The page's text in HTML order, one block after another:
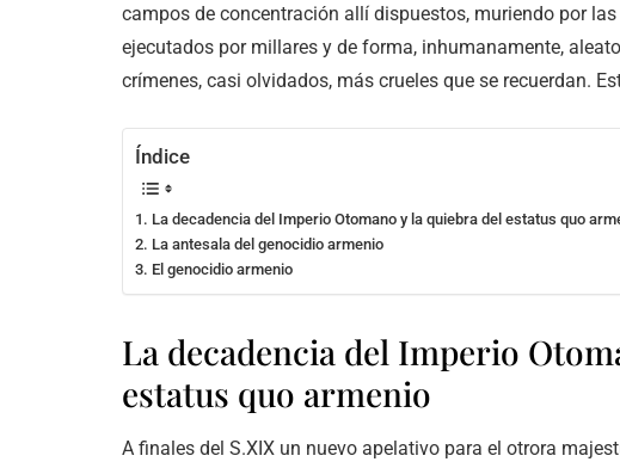
campos de concentración allí dispuestos, muriendo por
ejecutados por millares y de forma, inhumanamente,
crímenes, casi olvidados, más crueles que se recuerdan.
Índice
La decadencia del Imperio Otomano y la quiebra del estatus quo
La antesala del genocidio armenio
El genocidio armenio
La decadencia del Imperio
estatus quo armenio
A finales del S.XIX un nuevo apelativo para el otrora